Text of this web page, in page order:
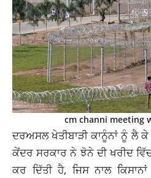
cm channi meeting
ਦਰਅਸਲ ਖੇਤੀਬਾੜੀ ਕਾਨੂੰਨਾਂ ਨੂੰ ਲੈ
ਕੇਂਦਰ ਸਰਕਾਰ ਨੇ ਝੋਨੇ ਦੀ ਖਰੀਦ
ਕਰ ਦਿੱਤੀ ਹੈ, ਜਿਸ ਨਾਲ